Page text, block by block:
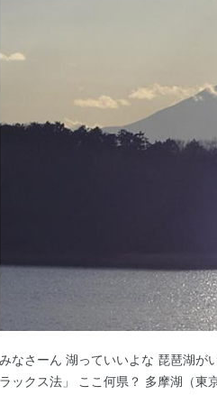
みなさーん 湖っていいよな 琵琶湖
ラックス法」 ここ何県？ 多摩湖（東